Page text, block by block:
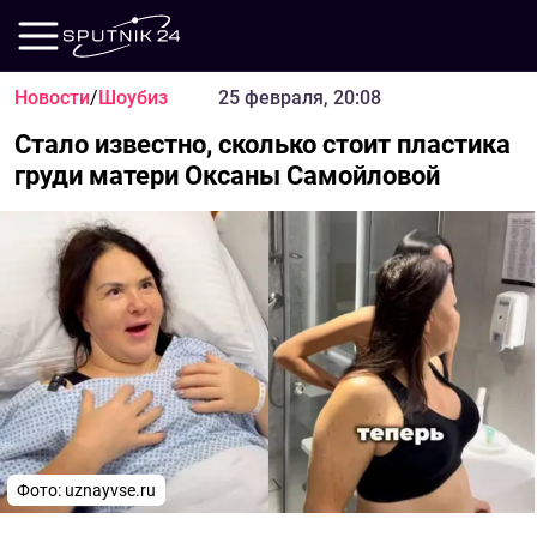
Новости/Шоубиз 25 февраля, 20:08
Стало известно, сколько стоит пластика
груди матери Оксаны Самойловой
Фото: uznayvse.ru